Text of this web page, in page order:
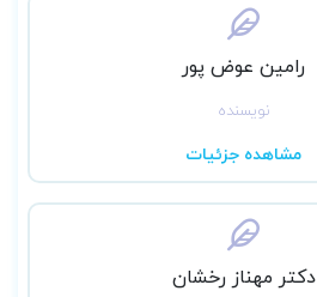
رامین عوض پور
نویسنده
مشاهده جزئیات
دکتر مهناز رخشان